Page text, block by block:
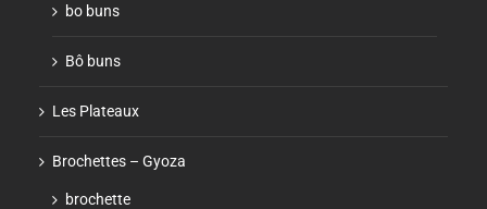
bo buns
Bô buns
Les Plateaux
Brochettes – Gyoza
brochette